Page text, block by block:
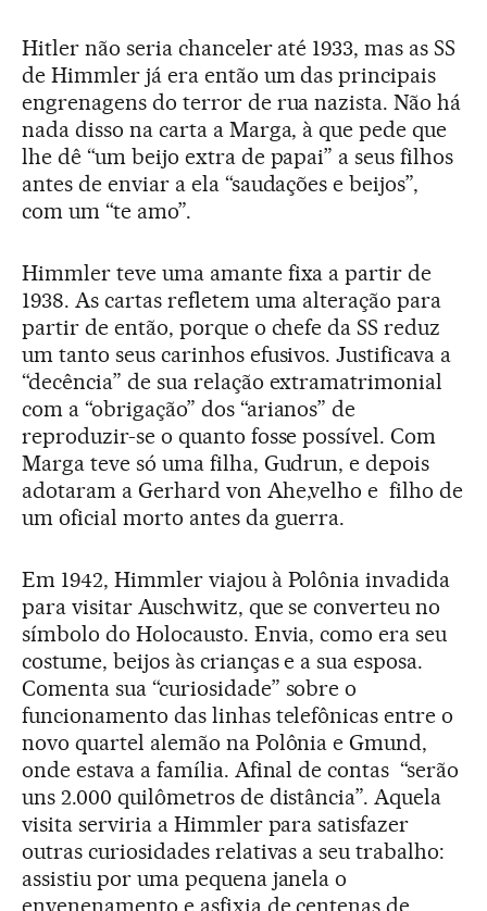
Hitler não seria chanceler até 1933, mas as SS
de Himmler já era então um das principais
engrenagens do terror de rua nazista. Não há
nada disso na carta a Marga, à que pede que
lhe dê “um beijo extra de papai” a seus filhos
antes de enviar a ela “saudações e beijos”,
com um “te amo”.
Himmler teve uma amante fixa a partir de
1938. As cartas refletem uma alteração para
partir de então, porque o chefe da SS reduz
um tanto seus carinhos efusivos. Justificava a
“decência” de sua relação extramatrimonial
com a “obrigação” dos “arianos” de
reproduzir-se o quanto fosse possível. Com
Marga teve só uma filha, Gudrun, e depois
adotaram a Gerhard von Ahe,velho e filho de
um oficial morto antes da guerra.
Em 1942, Himmler viajou à Polônia invadida
para visitar Auschwitz, que se converteu no
símbolo do Holocausto. Envia, como era seu
costume, beijos às crianças e a sua esposa.
Comenta sua “curiosidade” sobre o
funcionamento das linhas telefônicas entre o
novo quartel alemão na Polônia e Gmund,
onde estava a família. Afinal de contas “serão
uns 2.000 quilômetros de distância”. Aquela
visita serviria a Himmler para satisfazer
outras curiosidades relativas a seu trabalho:
assistiu por uma pequena janela o
envenenamento e asfixia de centenas de